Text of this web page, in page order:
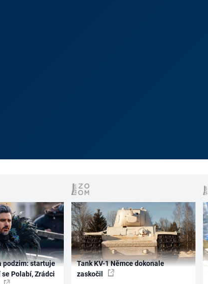
podzim: startuje
Polabí, Zrádci
Tank KV-1 Němce dokonale
zaskočil